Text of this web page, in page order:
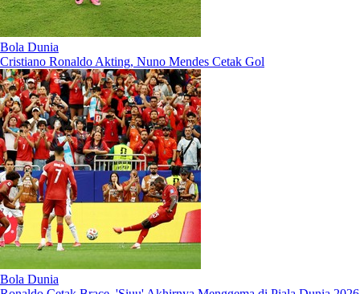
Bola Dunia
Cristiano Ronaldo Akting, Nuno Mendes Cetak Gol
Bola Dunia